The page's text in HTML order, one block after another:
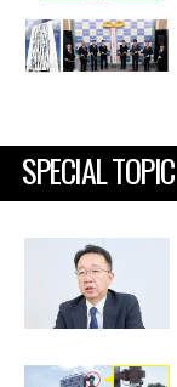
SPECIAL TOPIC